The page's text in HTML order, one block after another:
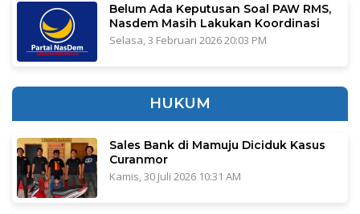
Belum Ada Keputusan Soal PAW RMS,
Nasdem Masih Lakukan Koordinasi
Selasa, 3 Februari 2026 20:03 PM
HUKUM
Sales Bank di Mamuju Diciduk Kasus
Curanmor
Kamis, 30 Juli 2026 10:31 AM